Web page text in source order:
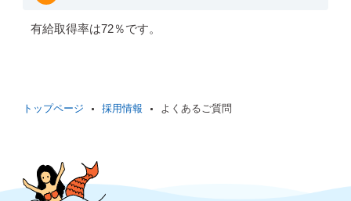
有給取得率は72％です。
トップページ 採用情報 よくあるご質問